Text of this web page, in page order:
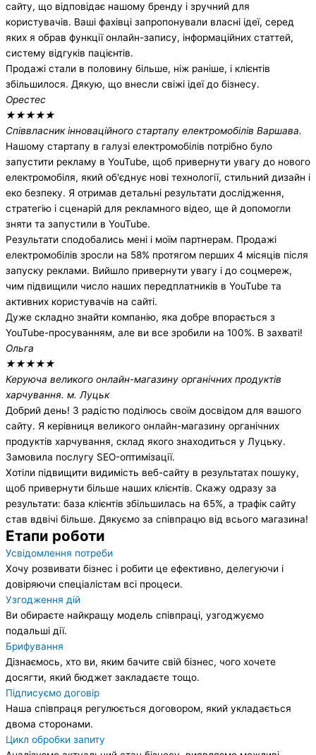
сайту, що відповідає нашому бренду і зручний для
користувачів. Ваші фахівці запропонували власні ідеї, серед
яких я обрав функції онлайн-запису, інформаційних статтей,
систему відгуків пацієнтів.
Продажі стали в половину більше, ніж раніше, і клієнтів
збільшилося. Дякую, що внесли свіжі ідеї до бізнесу.
Орестес
★★★★★
Співвласник інноваційного стартапу електромобілів Варшава.
Нашому стартапу в галузі електромобілів потрібно було
запустити рекламу в YouTube, щоб привернути увагу до нового
електромобіля, який об'єднує нові технології, стильний дизайн і
еко безпеку. Я отримав детальні результати дослідження,
стратегію і сценарій для рекламного відео, ще й допомогли
зняти та запустили в YouTube.
Результати сподобались мені і моїм партнерам. Продажі
електромобілів зросли на 58% протягом перших 4 місяців після
запуску реклами. Вийшло привернути увагу і до соцмереж,
чим підвищили число наших передплатників в YouTube та
активних користувачів на сайті.
Дуже складно знайти компанію, яка добре впорається з
YouTube-просуванням, але ви все зробили на 100%. В захваті!
Ольга
★★★★★
Керуюча великого онлайн-магазину органічних продуктів
харчування. м. Луцьк
Добрий день! З радістю поділюсь своїм досвідом для вашого
сайту. Я керівниця великого онлайн-магазину органічних
продуктів харчування, склад якого знаходиться у Луцьку.
Замовила послугу SEO-оптимізації.
Хотіли підвищити видимість веб-сайту в результатах пошуку,
щоб привернути більше наших клієнтів. Скажу одразу за
результати: база клієнтів збільшилась на 65%, а трафік сайту
став вдвічі більше. Дякуємо за співпрацю від всього магазина!
Етапи роботи
Усвідомлення потреби
Хочу розвивати бізнес і робити це ефективно, делегуючи і
довіряючи спеціалістам всі процеси.
Узгодження дій
Ви обираєте найкращу модель співпраці, узгоджуємо
подальші дії.
Брифування
Дізнаємось, хто ви, яким бачите свій бізнес, чого хочете
досягти, який бюджет закладаєте тощо.
Підписуємо договір
Наша співпраця регулюється договором, який укладається
двома сторонами.
Цикл обробки запиту